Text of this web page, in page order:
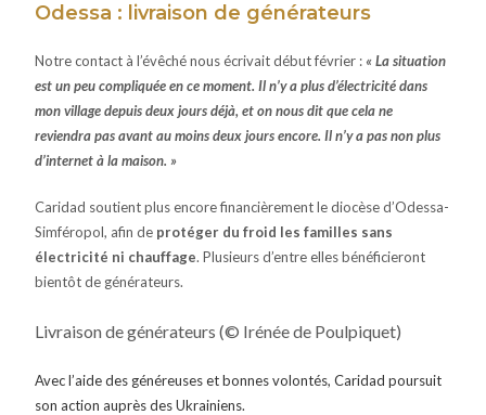
Odessa : livraison de générateurs
Notre contact à l’évêché nous écrivait début février : « La situation
est un peu compliquée en ce moment. Il n’y a plus d’électricité dans
mon village depuis deux jours déjà, et on nous dit que cela ne
reviendra pas avant au moins deux jours encore. Il n’y a pas non plus
d’internet à la maison. »
Caridad soutient plus encore financièrement le diocèse d’Odessa-
Simféropol, afin de protéger du froid les familles sans
électricité ni chauffage. Plusieurs d’entre elles bénéficieront
bientôt de générateurs.
Livraison de générateurs (© Irénée de Poulpiquet)
Avec l’aide des généreuses et bonnes volontés, Caridad poursuit
son action auprès des Ukrainiens.